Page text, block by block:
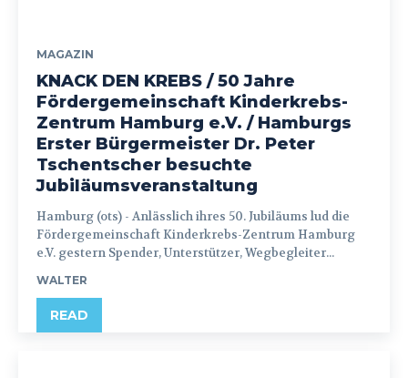
MAGAZIN
KNACK DEN KREBS / 50 Jahre
Fördergemeinschaft Kinderkrebs-
Zentrum Hamburg e.V. / Hamburgs
Erster Bürgermeister Dr. Peter
Tschentscher besuchte
Jubiläumsveranstaltung
Hamburg (ots) - Anlässlich ihres 50. Jubiläums lud die
Fördergemeinschaft Kinderkrebs-Zentrum Hamburg
e.V. gestern Spender, Unterstützer, Wegbegleiter...
WALTER
READ